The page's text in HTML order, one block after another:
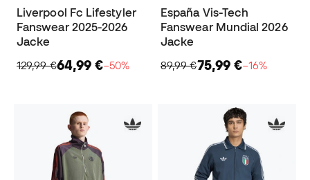
Liverpool Fc Lifestyler
Fanswear 2025-2026
Jacke
129,99 €64,99 €−50%
España Vis-Tech
Fanswear Mundial 2026
Jacke
89,99 €75,99 €−16%